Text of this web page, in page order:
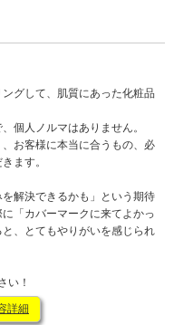
グして、肌質にあった化粧品
個人ノルマはありません。
お客様に本当に合うもの、必
ます。
解決できるかも」という期待
「カバーマークに来てよかっ
、とてもやりがいを感じられ
い！
詳細